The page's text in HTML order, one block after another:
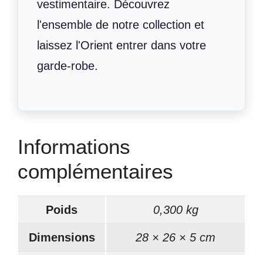
vestimentaire. Découvrez
l'ensemble de notre collection et
laissez l'Orient entrer dans votre
garde-robe.
Informations
complémentaires
Poids 0,300 kg
Dimensions 28 × 26 × 5 cm